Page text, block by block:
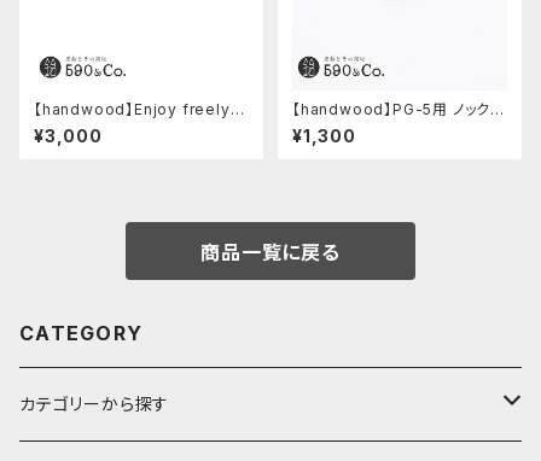
【handwood】Enjoy freely
前軸 (ステンレス)
¥3,000
【handwood】PG-5用 ノック部
カバー (ステンレス)
¥1,300
商品一覧に戻る
CATEGORY
カテゴリーから探す